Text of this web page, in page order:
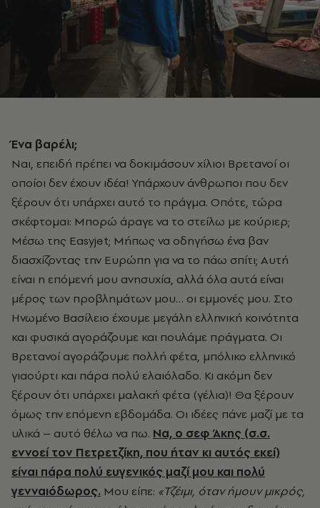
Ένα βαρέλι;
Ναι, επειδή πρέπει να δοκιμάσουν χίλιοι Βρετανοί οι
οποίοι δεν έχουν ιδέα! Υπάρχουν άνθρωποι που δεν
ξέρουν ότι υπάρχει αυτό το πράγμα. Οπότε, τώρα
σκέφτομαι: Μπορώ άραγε να το στείλω με κούριερ;
Μέσω της Easyjet; Μήπως να οδηγήσω ένα βαν
διασχίζοντας την Ευρώπη για να το πάω σπίτι; Αυτή
είναι η επόμενή μου ανησυχία, αλλά όλα αυτά είναι
μέρος των προβλημάτων μου… οι εμμονές μου. Στο
Ηνωμένο Βασίλειο έχουμε μεγάλη ελληνική κοινότητα
και φυσικά αγοράζουμε και πουλάμε πράγματα. Οι
Βρετανοί αγοράζουμε πολλή φέτα, μπόλικο ελληνικό
γιαούρτι και πάρα πολύ ελαιόλαδο. Κι ακόμη δεν
ξέρουν ότι υπάρχει μαλακή φέτα (γέλια)! Θα ξέρουν
όμως την επόμενη εβδομάδα. Οι ιδέες πάνε μαζί με τα
υλικά – αυτό θέλω να πω. Να, ο σεφ Άκης (σ.σ.
εννοεί τον Πετρετζίκη, που ήταν κι αυτός εκεί)
είναι πάρα πολύ ευγενικός μαζί μου και πολύ
γενναιόδωρος. Μου είπε: «Τζέιμι, όταν ήμουν μικρός,